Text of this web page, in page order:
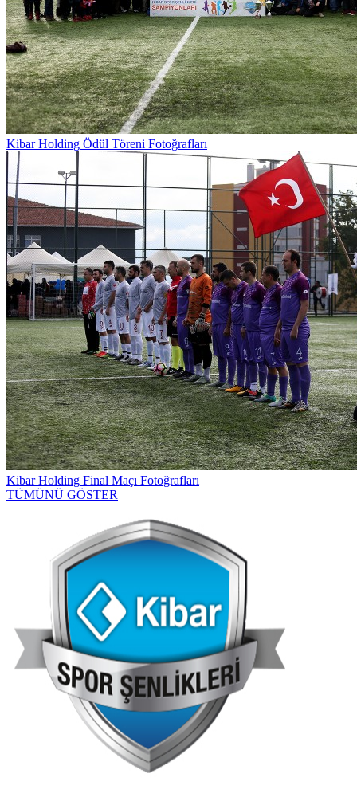
Kibar Holding Ödül Töreni Fotoğrafları
Kibar Holding Final Maçı Fotoğrafları
TÜMÜNÜ GÖSTER